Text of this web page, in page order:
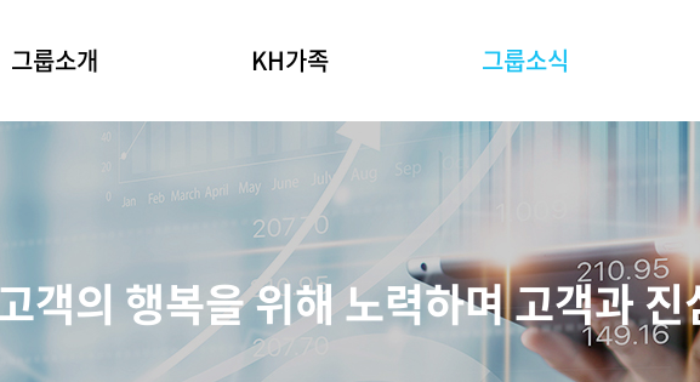
그룹소개
KH그룹 소개
CI 소개
그룹 연수원
KH가족 그룹소식
KH그룹뉴스
객의 행복을 위해 노력하며 고객과